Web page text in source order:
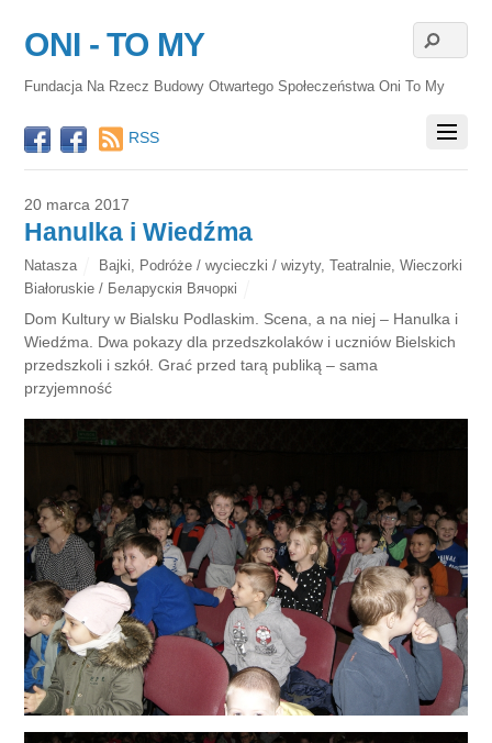
ONI - TO MY
Fundacja Na Rzecz Budowy Otwartego Społeczeństwa Oni To My
RSS
20 marca 2017
Hanulka i Wiedźma
Natasza Bajki Podróże / wycieczki / wizyty, Teatralnie Wieczorki
Białoruskie / Беларускія Вячоркі
Dom Kultury w Bialsku Podlaskim. Scena, a na niej – Hanulka i
Wiedźma. Dwa pokazy dla przedszkolaków i uczniów Bielskich
przedszkoli i szkół. Grać przed tarą publiką – sama
przyjemność